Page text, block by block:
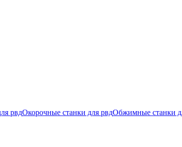
рвдОкорочные станки для рвдОбжимные станки